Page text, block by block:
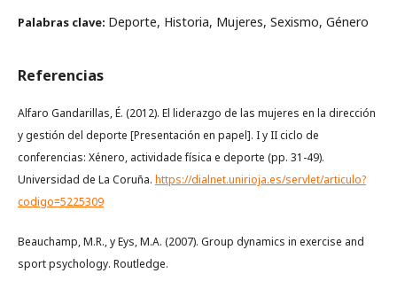
Palabras clave: Deporte, Historia, Mujeres, Sexismo, Género
Referencias
Alfaro Gandarillas, É. (2012). El liderazgo de las mujeres en la dirección
y gestión del deporte [Presentación en papel]. I y II ciclo de
conferencias: Xénero, actividade física e deporte (pp. 31-49).
Universidad de La Coruña. https://dialnet.unirioja.es/servlet/articulo?
codigo=5225309
Beauchamp, M.R., y Eys, M.A. (2007). Group dynamics in exercise and
sport psychology. Routledge.